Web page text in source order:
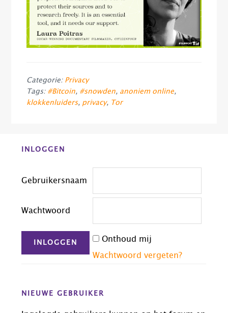
Categorie: Privacy
Tags: #Bitcoin, #snowden, anoniem online,
klokkenluiders, privacy, Tor
Before
INLOGGEN
Gebruikersnaam
Wachtwoord
Onthoud mij
Wachtwoord vergeten?
NIEUWE GEBRUIKER